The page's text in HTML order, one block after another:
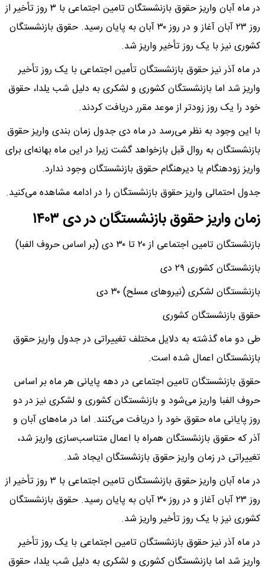
در ماه آبان واریز حقوق بازنشستگان تامین اجتماعی با ۳ روز تأخیر از
روز ۲۳ آبان آغاز و در روز ۳۰ آبان به پایان رسید. حقوق بازنشستگان
کشوری نیز با یک روز تأخیر واریز شد.​
در ماه آذر نیز حقوق بازنشستگان تأمین اجتماعی با یک روز تأخیر
واریز شد اما بازنشستگان کشوری و لشکری به دلیل شب یلدا، حقوق
خود را یک روز زودتر از موعد مقرر دریافت کردند.
با این وجود به نظر می‌رسد در ماه دی جدول زمان‌ بندی واریز حقوق
بازنشستگان به روال قبل بازخواهد گشت زیرا در این ماه بهانه‌ای برای
واریز زودهنگام یا دیرهنگام حقوق بازنشستگان وجود ندارد.
جدول احتمالی واریز حقوق بازنشستگان را در ادامه مشاهده می‌کنید.
زمان واریز حقوق بازنشستگان در دی ۱۴۰۳
بازنشستگان تامین اجتماعی از ۲۰ تا ۳۰ دی (بر اساس حروف الفبا)
بازنشستگان کشوری ۲۹ دی
بازنشستگان لشکری (نیروهای مسلح) ۳۰ دی
حقوق بازنشستگان کشوری
طی دو ماه گذشته به دلایل مختلف تغییراتی در جدول واریز حقوق
بازنشستگان اعمال شده است.
حقوق بازنشستگان تامین اجتماعی در دهه پایانی هر ماه بر اساس
حروف الفبا واریز می‌شود و بازنشستگان کشوری و لشکری نیز در دو
روز پایانی ماه حقوق خود را دریافت می‌کنند. اما در ماه‌های آبان و
آذر که حقوق بازنشستگان همراه با اعمال متناسب‌سازی واریز شد،
تغییراتی در زمان واریز حقوق بازنشستگان ایجاد شد.
در ماه آبان واریز حقوق بازنشستگان تامین اجتماعی با ۳ روز تأخیر از
روز ۲۳ آبان آغاز و در روز ۳۰ آبان به پایان رسید. حقوق بازنشستگان
کشوری نیز با یک روز تأخیر واریز شد.
در ماه آذر نیز حقوق بازنشستگان تامین اجتماعی با یک روز تأخیر
واریز شد اما بازنشستگان کشوری و لشکری به دلیل شب یلدا، حقوق